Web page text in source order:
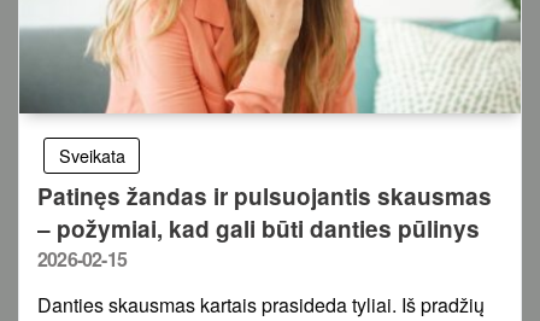
Sveikata
Patinęs žandas ir pulsuojantis skausmas
– požymiai, kad gali būti danties pūlinys
Posted
2026-02-15
Danties skausmas kartais prasideda tyliai. Iš pradžių